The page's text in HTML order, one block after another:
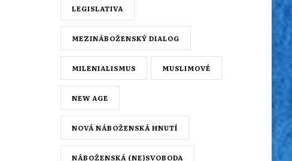
LEGISLATIVA
MEZINÁBOŽENSKÝ DIALOG
MILENIALISMUS MUSLIMOVÉ
NEW AGE
NOVÁ NÁBOŽENSKÁ HNUTÍ
NÁBOŽENSKÁ (NE)SVOBODA